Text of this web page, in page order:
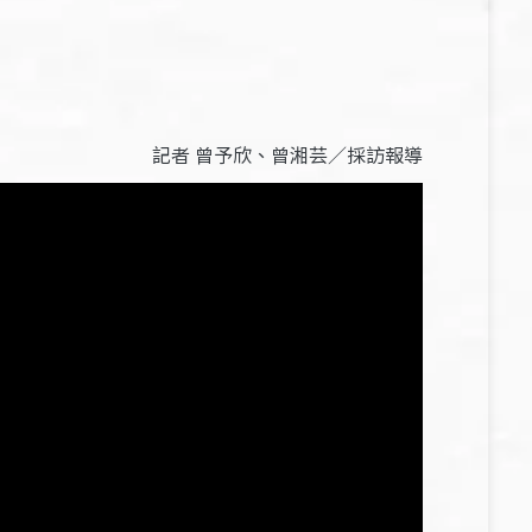
記者 曾予欣、曾湘芸／採訪報導